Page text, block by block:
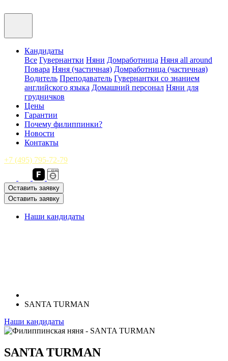
Кандидаты
Все Гувернантки Няни Домработница Няня all around
Повара Няня (частичная) Домработница (частичная)
Водитель Преподаватель Гувернантки со знанием
английского языка Домашний персонал Няни для
грудничков
Цены
Гарантии
Почему филиппинки?
Новости
Контакты
+7 (495) 795-72-79
Оставить заявку
Оставить заявку
Наши кандидаты
SANTA TURMAN
Наши кандидаты
SANTA TURMAN